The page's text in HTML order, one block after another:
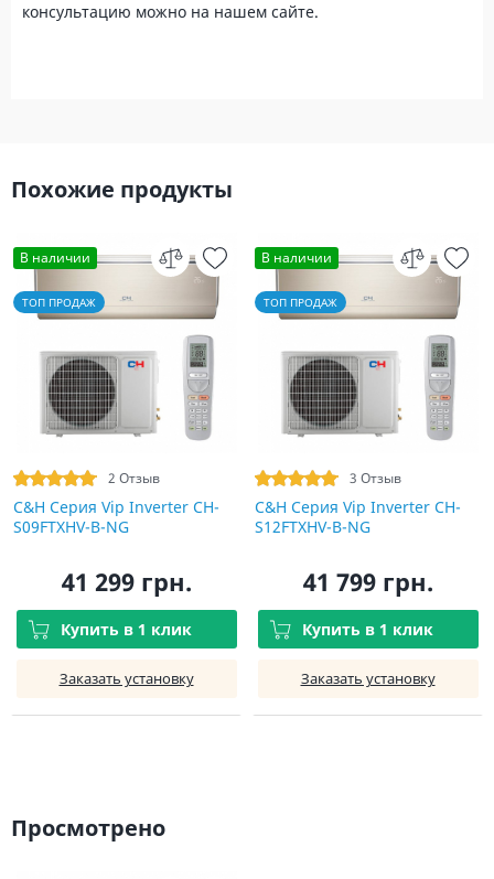
консультацию можно на нашем сайте.
Похожие продукты
В наличии
ТОП ПРОДАЖ
2 Отзыв
C&H Серия Vip Inverter CH-
S09FTXHV-B-NG
41 299 грн.
Купить в 1 клик
Заказать установку
В наличии
ТОП ПРОДАЖ
3 Отзыв
C&H Серия Vip Inverter CH-
S12FTXHV-B-NG
41 799 грн.
Купить в 1 клик
Заказать установку
Просмотрено